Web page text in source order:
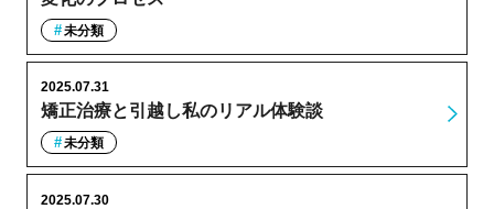
未分類
矯正治療と引越し私のリアル体験談
2025.07.31
未分類
2025.07.30